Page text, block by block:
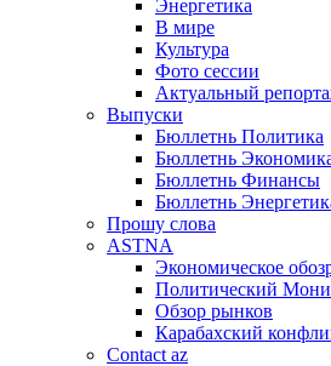
Энергетика
В мире
Культура
Фото сессии
Актуальный
Выпуски
Бюллетнь Политика
Бюллетнь
Бюллетнь Финансы
Бюллетнь
Прошу слова
ASTNA
Экономическое
Политический
Обзор рынков
Карабахский
Contact az